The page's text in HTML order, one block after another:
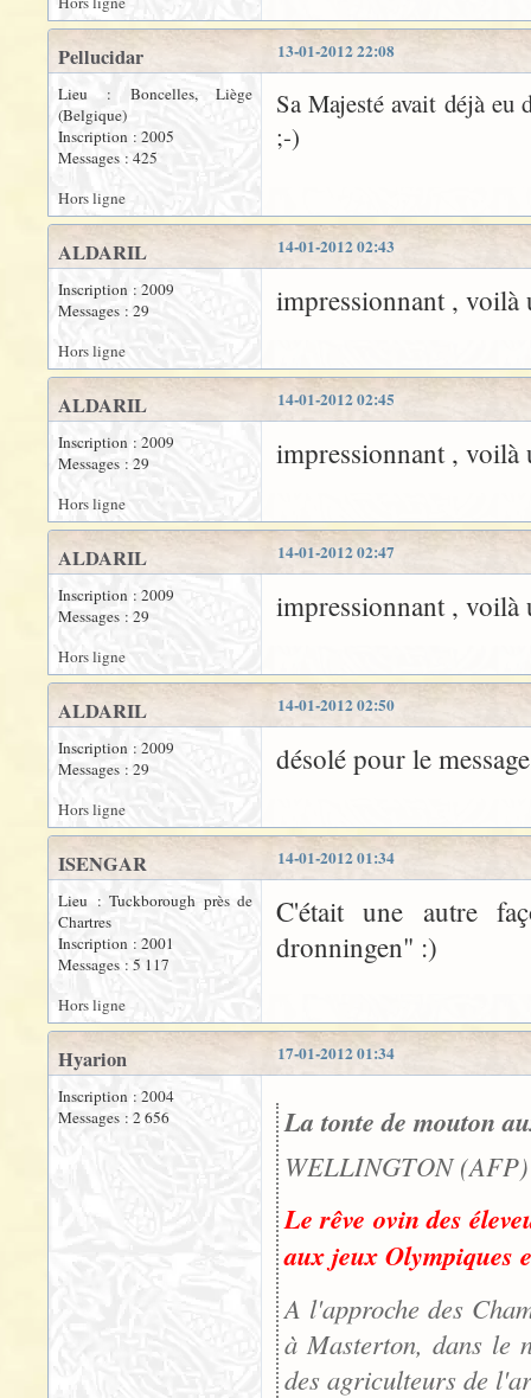
13-01-2012 22:08
Pellucidar
Lieu : Boncelles, Liège
(Belgique)
Inscription : 2005
Messages : 425
Sa Majesté avait déjà
;-)
Hors ligne
14-01-2012 02:43
ALDARIL
Inscription : 2009
Messages : 29
impressionnant ,
Hors ligne
14-01-2012 02:45
ALDARIL
Inscription : 2009
Messages : 29
impressionnant ,
Hors ligne
14-01-2012 02:47
ALDARIL
Inscription : 2009
Messages : 29
impressionnant ,
Hors ligne
14-01-2012 02:50
ALDARIL
Inscription : 2009
Messages : 29
désolé pour le
Hors ligne
14-01-2012 01:34
ISENGAR
Lieu : Tuckborough près de
Chartres
Inscription : 2001
Messages : 5 117
C'était une autre
dronningen" :)
Hors ligne
17-01-2012 01:34
Hyarion
Inscription : 2004
Messages : 2 656
La tonte de mouton
WELLINGTON
Le rêve ovin des
aux jeux Olympiques
A l'approche des
à Masterton, dans le
des agriculteurs de